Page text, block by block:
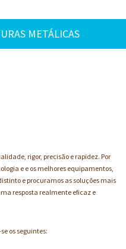
METÁLICAS
rigor, precisão e rapidez. Por
e e os melhores equipamentos,
e procuramos as soluções mais
resposta realmente eficaz e
os seguintes: